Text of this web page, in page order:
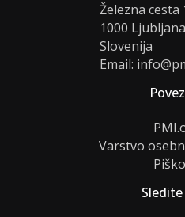
Železna cesta
1000 Ljubljana
Slovenija
Email:
Varstvo